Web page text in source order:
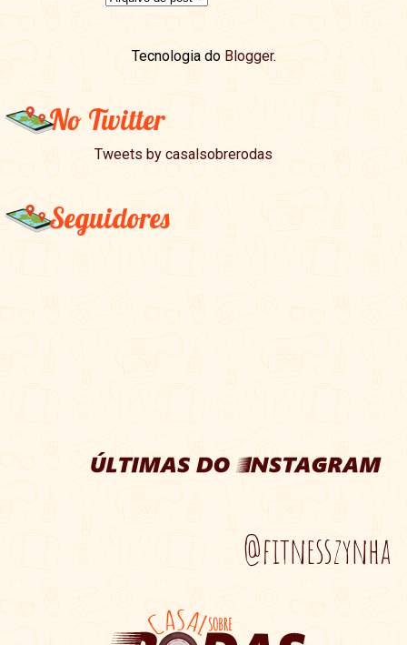
Tecnologia do Blogger.
No Twitter
Tweets by casalsobrerodas
Seguidores
@fitnesszynha